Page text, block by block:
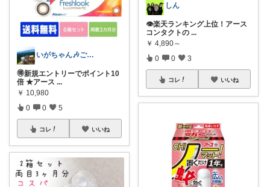
いがちゃん🎶ご購入感謝です🎶
🉐新規エントリーでポイント10
倍 ★アース ...
￥ 10,980
0 0 5
コレ いいね
しん
👁️楽天ランキング上位！アース
コンタクトの ...
￥ 4,890～
0 0 3
コレ いいね